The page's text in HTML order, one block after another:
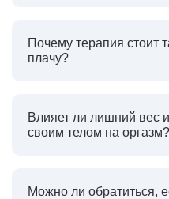
Почему терапия стоит
плачу?
Влияет ли лишний вес
своим телом на оргазм?
Можно ли обратиться,